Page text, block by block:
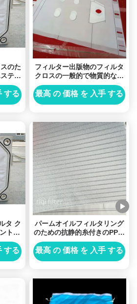
のた
テル
メン
する
フィルター出版物のフィルタ
クロスの一般的で物質的なポ
リプロピレン
最高 の 価格 を 入手 する
タ ク
トの
ー生
する
パームオイルフィルタリング
のための抗静的糸付きのPPモ
ノフィラメントフィルタ布
最高 の 価格 を 入手 する